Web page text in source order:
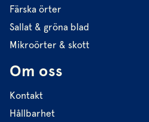
Färska örter
Sallat & gröna blad
Mikroörter & skott
Om oss
Kontakt
Hållbarhet